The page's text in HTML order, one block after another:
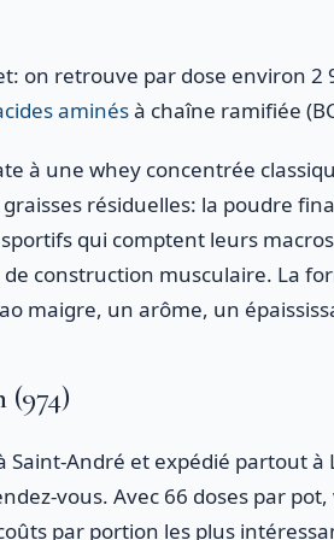
on retrouve par dose environ 2
aminésà chaîne ramifiée
à une whey concentrée
résiduelles: la poudre
qui comptent leurs
construction musculaire. La
maigre, un arôme, un
(974)
Saint-André et expédié partout
vous. Avec 66 doses par
par portion les plus